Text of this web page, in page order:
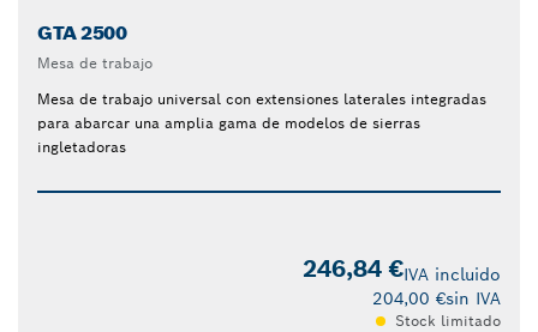
GTA 2500
Mesa de trabajo
Mesa de trabajo universal con extensiones laterales integradas
para abarcar una amplia gama de modelos de sierras
ingletadoras
246,84 €IVA incluido
204,00 €sin IVA
Stock limitado